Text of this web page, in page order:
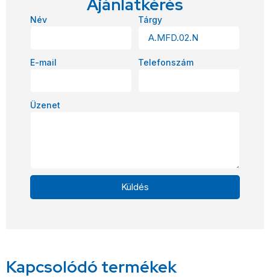
Ajánlatkérés
Név Tárgy
E-mail Telefonszám
Üzenet
Küldés
Kapcsolódó termékek